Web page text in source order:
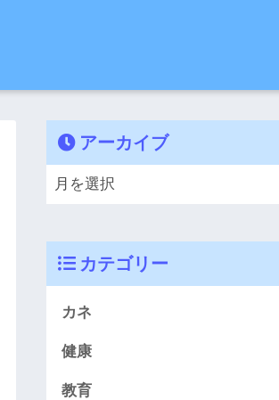
アーカイブ
カテゴリー
カネ
健康
教育